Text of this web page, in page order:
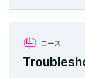
コース